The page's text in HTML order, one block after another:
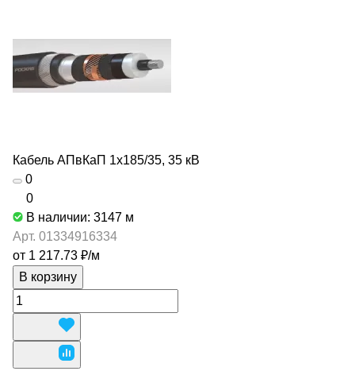
Кабель АПвКаП 1х185/35, 35 кВ
0
0
В наличии: 3147 м
Арт. 01334916334
от 1 217.73 ₽/м
В корзину